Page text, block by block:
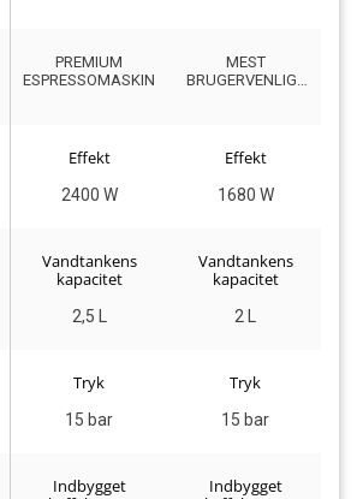
PREMIUM
ESPRESSOMASKINE
MEST
BRUGERVENLIGE
Effekt
2400 W
Effekt
1680 W
Vandtankens
kapacitet
2,5 L
Vandtankens
kapacitet
2 L
Tryk
15 bar
Tryk
15 bar
Indbygget
Indbygget